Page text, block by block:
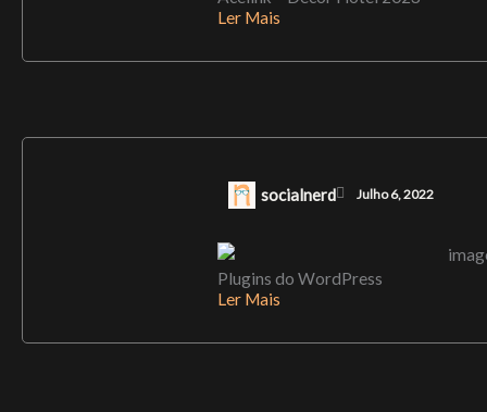
Ler Mais
socialnerd Julho 6, 2022
Plugins do WordPress
Ler Mais